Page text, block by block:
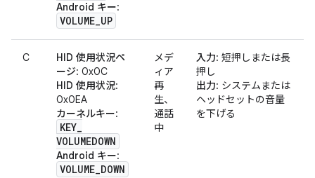
Android キー:
VOLUME_UP
C
HID 使用状況ペ
ージ: 0x0C
HID 使用状況:
0x0EA
カーネルキー:
KEY_
VOLUMEDOWN
Android キー:
VOLUME_DOWN
メデ
ィア
再
生、
通話
中
入力: 短押しまたは長
押し
出力: システムまたは
ヘッドセットの音量
を下げる